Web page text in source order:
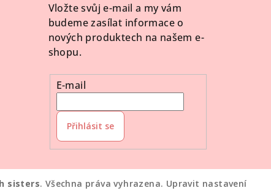
Vložte svůj e-mail a my vám
budeme zasílat informace o
nových produktech na našem e-
shopu.
E-mail
Přihlásit se
sisters. Všechna práva vyhrazena. Upravit nastavení